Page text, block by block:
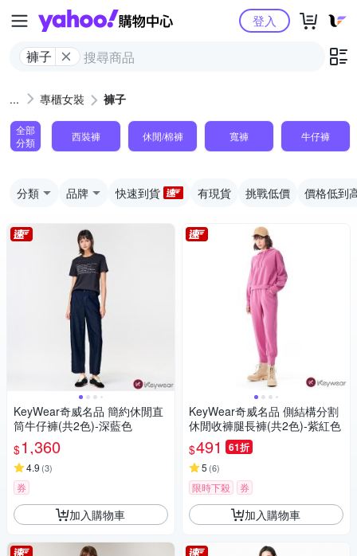
Yahoo購物中心
褲子
登入
專櫃女裝 褲子
全部
分類
西裝褲 休閒/棉褲 寬褲 牛仔褲
分類 品牌 快速到貨 有現貨 挑戰低價 價格低到
KeyWear奇威名品 簡約休閒直
筒牛仔褲(共2色)-深藍色
$1,360
4.9 (3)
券
加入購物車
KeyWear奇威名品 側結構分割
休閒收褲腿長褲(共2色)-紫紅色
$491 61折
5 (6)
限時下殺 券
加入購物車